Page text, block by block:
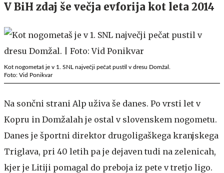
V BiH zdaj še večja evforija kot leta 2014
Kot nogometaš je v 1. SNL največji pečat pustil v dresu Domžal.
Foto: Vid Ponikvar
Na sončni strani Alp uživa še danes. Po vrsti let v
Kopru in Domžalah je ostal v slovenskem nogometu.
Danes je športni direktor drugoligaškega kranjskega
Triglava, pri 40 letih pa je dejaven tudi na zelenicah,
kjer je Litiji pomagal do preboja iz pete v tretjo ligo.